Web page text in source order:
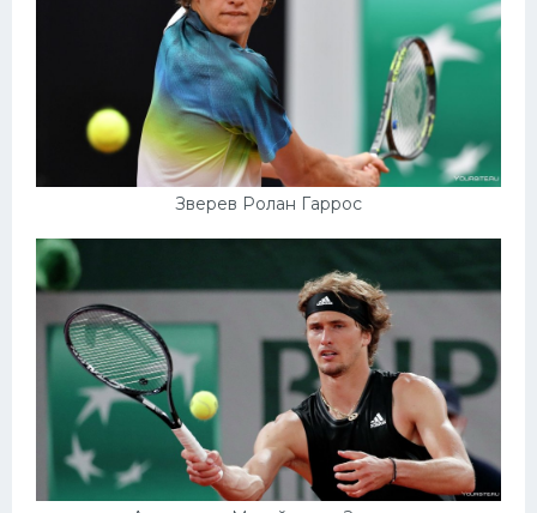
Зверев Ролан Гаррос